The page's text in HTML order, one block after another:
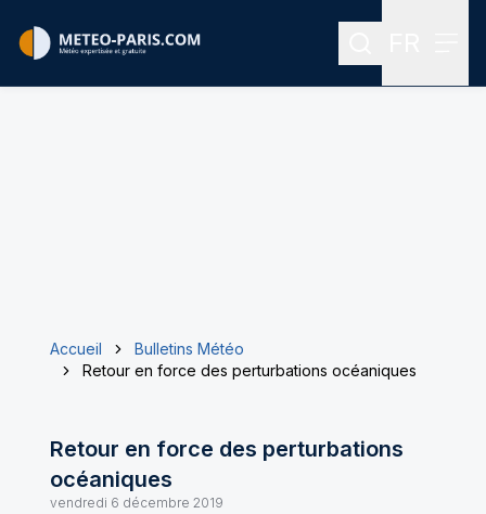
Rechercher
Accueil
Bulletins Météo
Retour en force des perturbations océaniques
Retour en force des perturbations
océaniques
vendredi 6 décembre 2019